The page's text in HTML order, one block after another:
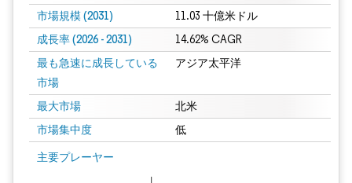
市場規模 (2031) 11.03 十億米ドル
成長率 (2026 - 2031) 14.62% CAGR
最も急速に成長している
市場
アジア太平洋
最大市場 北米
市場集中度 低
主要プレーヤー
画像 © Mordor Intelligence。再利用にはCC BY 4.0の表示が必要です。